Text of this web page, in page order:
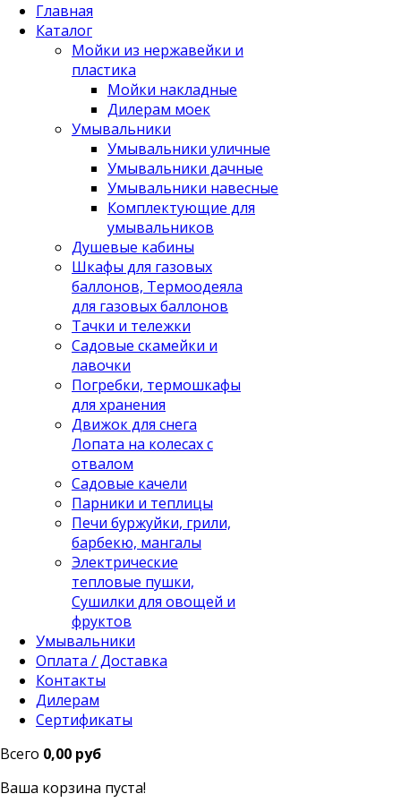
Главная
Каталог
Мойки из нержавейки и
пластика
Мойки накладные
Дилерам моек
Умывальники
Умывальники уличные
Умывальники дачные
Умывальники навесные
Комплектующие для
умывальников
Душевые кабины
Шкафы для газовых
баллонов, Термоодеяла
для газовых баллонов
Тачки и тележки
Садовые скамейки и
лавочки
Погребки, термошкафы
для хранения
Движок для снега
Лопата на колесах с
отвалом
Садовые качели
Парники и теплицы
Печи буржуйки, грили,
барбекю, мангалы
Электрические
тепловые пушки,
Сушилки для овощей и
фруктов
Умывальники
Оплата / Доставка
Контакты
Дилерам
Сертификаты
Всего 0,00 руб
Ваша корзина пуста!